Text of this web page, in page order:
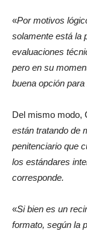
«Por motivos
solamente está la
evaluaciones
pero en su
buena opción
Del mismo modo,
están tratando de
penitenciario que
los estándares
corresponde.
«Si bien es un
formato, según la